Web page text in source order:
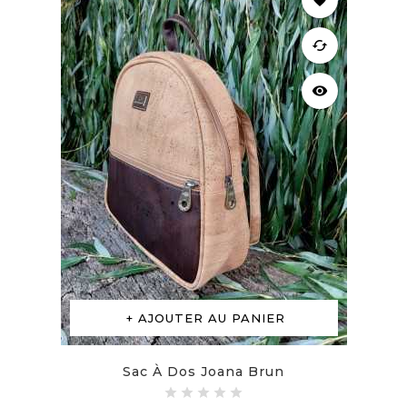
AJOUTER AU PANIER
cached
visibility
Sac À Dos Joana Brun